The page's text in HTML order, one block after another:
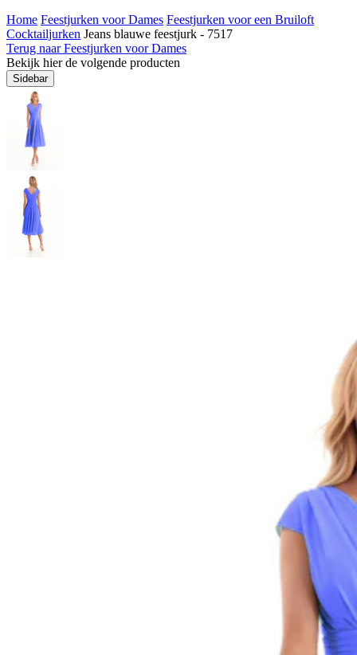
Home Feestjurken voor Dames Feestjurken voor een Bruiloft
Cocktailjurken Jeans blauwe feestjurk - 7517
Terug naar Feestjurken voor Dames
Bekijk hier de volgende producten
Sidebar